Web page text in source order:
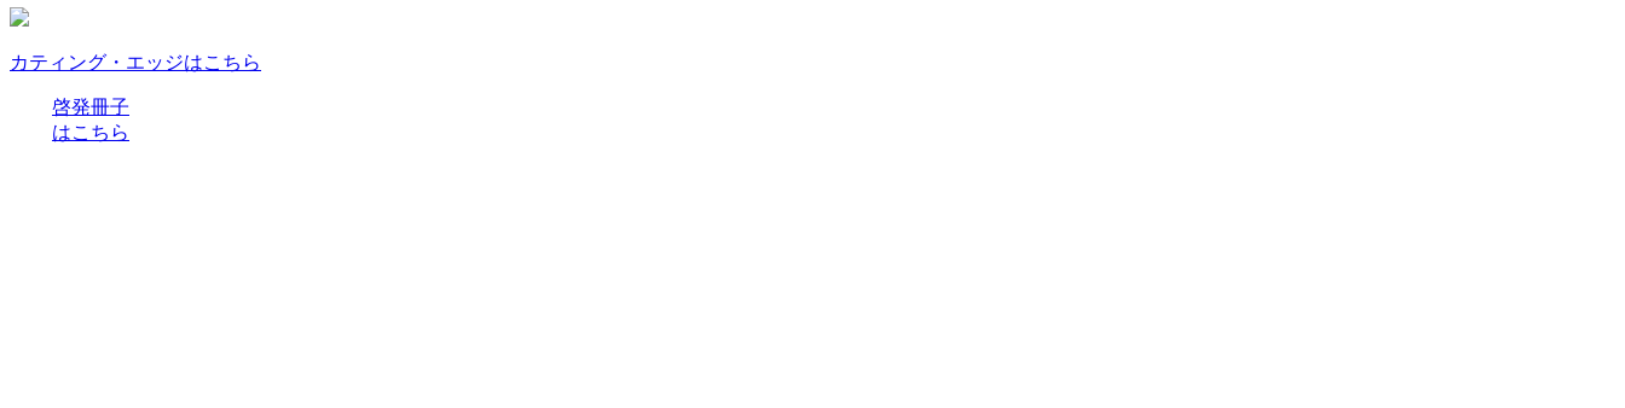
カティング・エッジはこちら
啓発冊子
はこちら